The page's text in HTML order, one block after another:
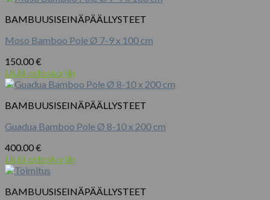
Erstatter
til
husholdningsruller
genanvendelige
määrä
BAMBUUSISEINÄPÄÄLLYSTEET
Moso Bamboo Pole Ø 7-9 x 100 cm
150.00€
Lisää ostoskoriin
BAMBUUSISEINÄPÄÄLLYSTEET
Guadua Bamboo Pole Ø 8-10 x 200 cm
400.00€
Lisää ostoskoriin
BAMBUUSISEINÄPÄÄLLYSTEET